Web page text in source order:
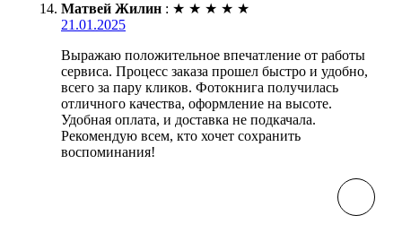
Матвей Жилин : ★ ★ ★ ★ ★
21.01.2025
Выражаю положительное впечатление от работы
сервиса. Процесс заказа прошел быстро и удобно,
всего за пару кликов. Фотокнига получилась
отличного качества, оформление на высоте.
Удобная оплата, и доставка не подкачала.
Рекомендую всем, кто хочет сохранить
воспоминания!